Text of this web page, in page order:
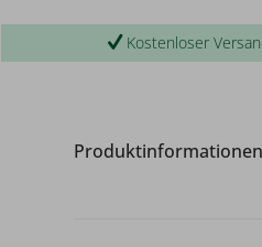
Kostenloser
Produktinformationen